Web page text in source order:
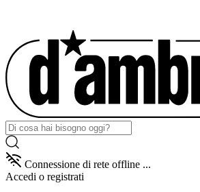
Connessione di rete offline ...
Accedi o registrati